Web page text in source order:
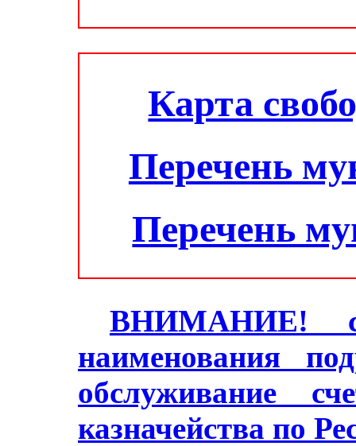
Карта
Перечень
Перечень
ВНИМАНИЕ! с
наименования
обслуживание
казначейства по